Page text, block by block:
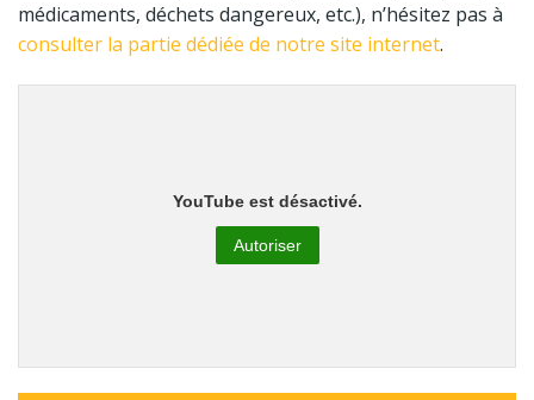
médicaments, déchets dangereux, etc.), n’hésitez pas à
consulter la partie dédiée de notre site internet.
YouTube est désactivé.
Autoriser